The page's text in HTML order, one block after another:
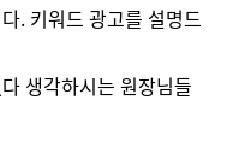
. 키워드 광고를 설명드
생각하시는 원장님들